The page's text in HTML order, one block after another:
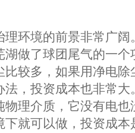
理环境的前景非常广
湖做了球团尾气的一
比较多，如果用净电
法，投资成本也非常
物理介质，它没有电
下就可以做，投资成